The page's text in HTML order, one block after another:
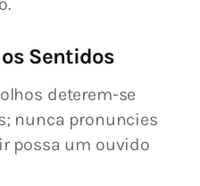
Sentidos
deterem-se
nunca pronuncies
possa um ouvido